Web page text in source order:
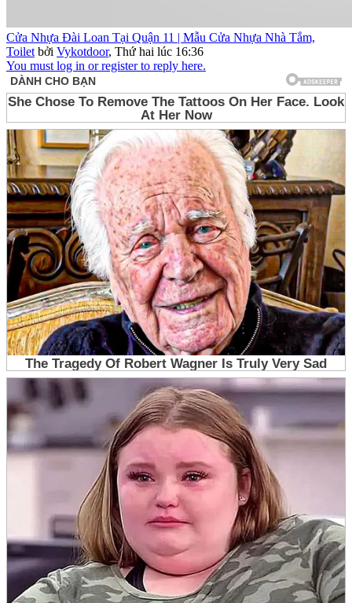
Cửa Nhựa Đài Loan Tại Quận 11 | Mẫu Cửa Nhựa Nhà Tắm,
Toilet bởi Vykotdoor, Thứ hai lúc 16:36
You must log in or register to reply here.